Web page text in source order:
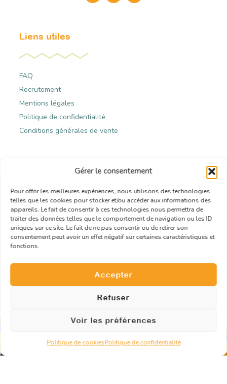
Gérer le consentement
Pour offrir les meilleures expériences, nous utilisons des technologies
telles que les cookies pour stocker et/ou accéder aux informations des
appareils. Le fait de consentir à ces technologies nous permettra de
traiter des données telles que le comportement de navigation ou les ID
uniques sur ce site. Le fait de ne pas consentir ou de retirer son
consentement peut avoir un effet négatif sur certaines caractéristiques et
fonctions.
Accepter
Refuser
Voir les préférences
Politique de cookiesPolitique de confidentialité
Liens utiles
FAQ
Recrutement
Mentions légales
Politique de confidentialité
Conditions générales de vente
10, rue de Penthièvre – 75008 Paris
contact@pikotyevent.fr
06.95.70.41.94